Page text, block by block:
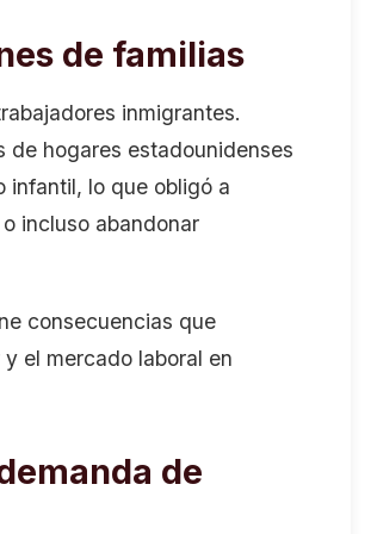
de familias
inmigrantes.
de hogares estadounidenses
infantil, lo que obligó a
incluso abandonar
consecuencias que
el mercado laboral en
de